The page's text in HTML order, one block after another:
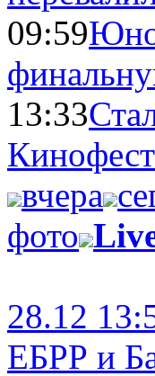
09:59
13:33
вчера
фото
28.12
ЕБРР и